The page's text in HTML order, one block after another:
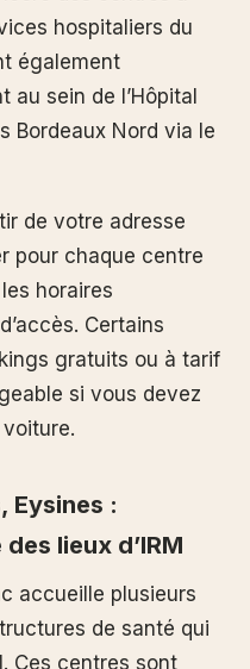
hospitaliers du
également
au sein de l’Hôpital
Bordeaux Nord via le
de votre adresse
pour chaque centre
horaires
Certains
gratuits ou à tarif
si vous devez
Eysines :
lieux d’IRM
accueille plusieurs
de santé qui
Ces centres sont